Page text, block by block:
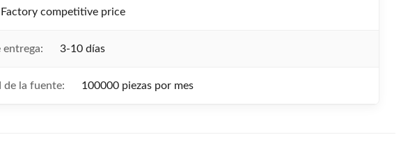
Factory competitive price
entrega: 3-10 días
de la fuente: 100000 piezas por mes